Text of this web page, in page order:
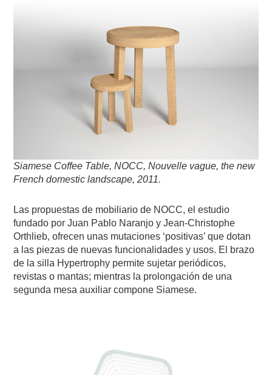
Siamese Coffee Table, NOCC, Nouvelle vague, the new
French domestic landscape, 2011.
Las propuestas de mobiliario de NOCC, el estudio
fundado por Juan Pablo Naranjo y Jean-Christophe
Orthlieb, ofrecen unas mutaciones ‘positivas’ que dotan
a las piezas de nuevas funcionalidades y usos. El brazo
de la silla Hypertrophy permite sujetar periódicos,
revistas o mantas; mientras la prolongación de una
segunda mesa auxiliar compone Siamese.